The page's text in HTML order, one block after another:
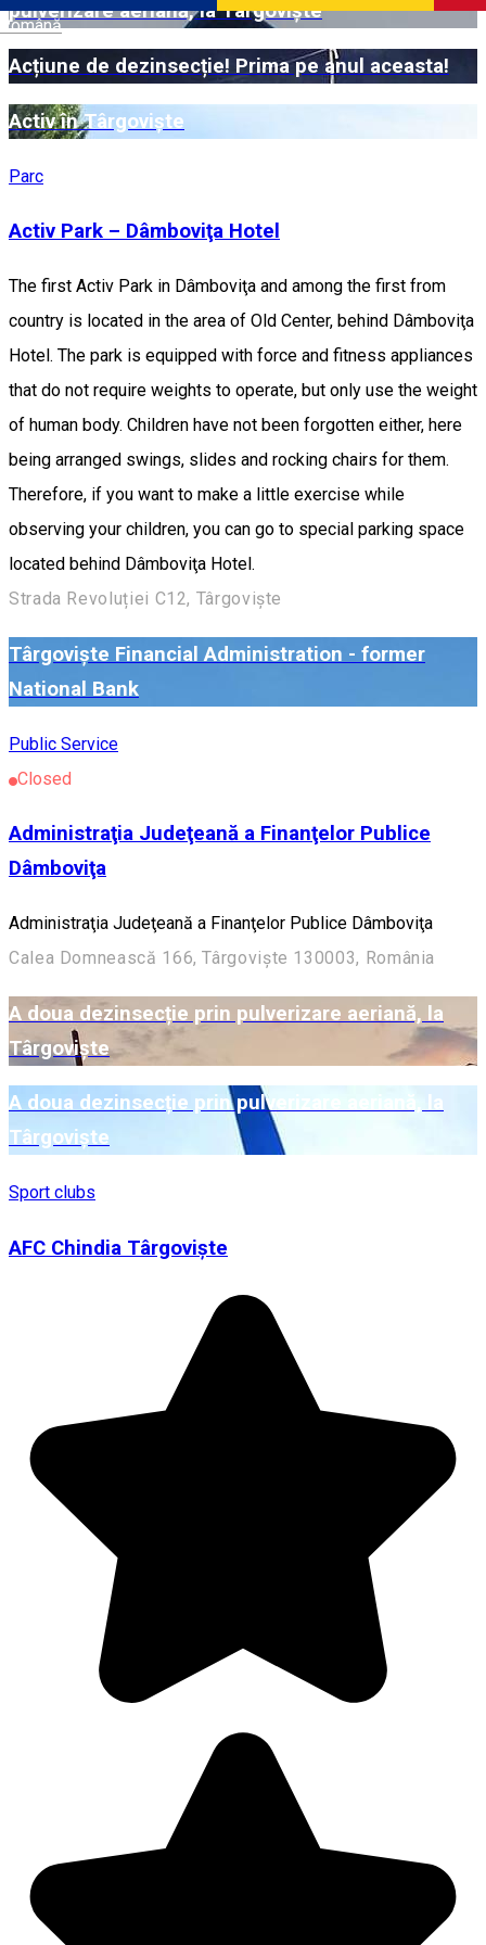
Română
pulverizare aeriană, la Târgoviște
Acțiune de dezinsecție! Prima pe anul aceasta!
Activ în Târgoviște
Parc
Activ Park – Dâmboviţa Hotel
The first Activ Park in Dâmboviţa and among the first from
country is located in the area of Old Center, behind Dâmboviţa
Hotel. The park is equipped with force and fitness appliances
that do not require weights to operate, but only use the weight
of human body. Children have not been forgotten either, here
being arranged swings, slides and rocking chairs for them.
Therefore, if you want to make a little exercise while
observing your children, you can go to special parking space
located behind Dâmboviţa Hotel.
Strada Revoluției C12, Târgoviște
Târgoviște Financial Administration - former
National Bank
Public Service
Closed
Administraţia Judeţeană a Finanţelor Publice
Dâmboviţa
Administraţia Judeţeană a Finanţelor Publice Dâmboviţa
Calea Domnească 166, Târgoviște 130003, România
A doua dezinsecție prin pulverizare aeriană, la
Târgoviște
A doua dezinsecție prin pulverizare aeriană, la
Târgoviște
Sport clubs
AFC Chindia Târgoviște